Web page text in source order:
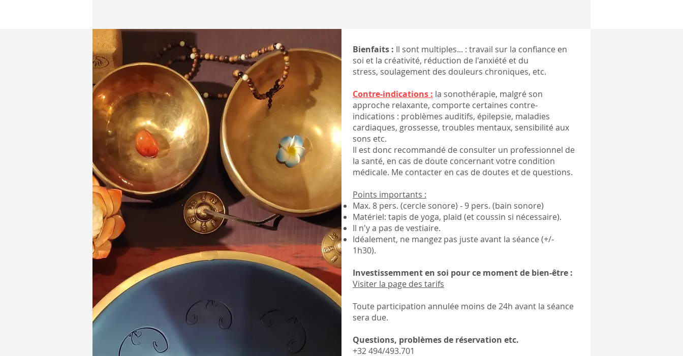
Bienfaits : Il sont multiples... : travail sur la confiance en
soi et la créativité, réduction de l'anxiété et du
stress, soulagement des douleurs chroniques, etc.
Contre-indications : la sonothérapie, malgré son
approche relaxante, comporte certaines contre-
indications : problèmes auditifs, épilepsie, maladies
cardiaques, grossesse, troubles mentaux, sensibilité aux
sons etc.
Il est donc recommandé de consulter un professionnel de
la santé, en cas de doute concernant votre condition
médicale. Me contacter en cas de doutes et de questions.
Points importants :
Max. 8 pers. (cercle sonore) - 9 pers. (bain sonore)
Matériel: tapis de yoga, plaid (et coussin si nécessaire).
Il n'y a pas de vestiaire.
Idéalement, ne mangez pas juste avant la séance (+/-
1h30).
Investissemment en soi pour ce moment de bien-être :
​Visiter la page des tarifs
Toute participation annulée moins de 24h avant la séance
sera due.
Questions, problèmes de réservation etc.
+32 494/493.701